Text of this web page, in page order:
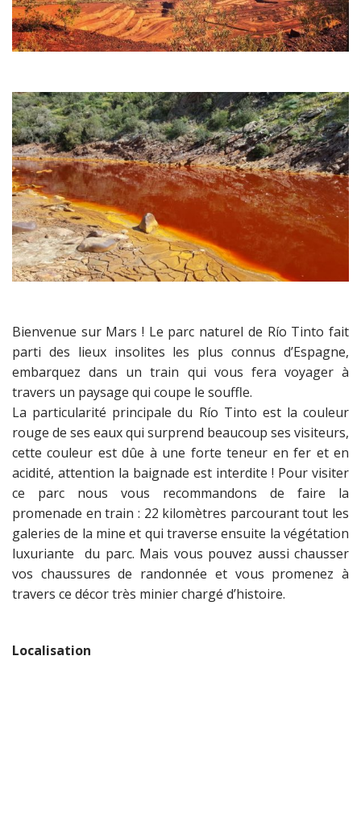
Bienvenue sur Mars ! Le parc naturel de Río Tinto fait
parti des lieux insolites les plus connus d’Espagne,
embarquez dans un train qui vous fera voyager à
travers un paysage qui coupe le souffle.
La particularité principale du Río Tinto est la couleur
rouge de ses eaux qui surprend beaucoup ses visiteurs,
cette couleur est dûe à une forte teneur en fer et en
acidité, attention la baignade est interdite ! Pour visiter
ce parc nous vous recommandons de faire la
promenade en train : 22 kilomètres parcourant tout les
galeries de la mine et qui traverse ensuite la végétation
luxuriante du parc. Mais vous pouvez aussi chausser
vos chaussures de randonnée et vous promenez à
travers ce décor très minier chargé d’histoire.
Localisation